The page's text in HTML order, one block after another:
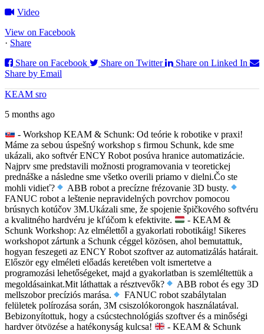
Video
View on Facebook
· Share
Share on Facebook
Share on Twitter
Share on Linked In
Share by Email
KEAM sro
5 months ago
- Workshop KEAM & Schunk: Od teórie k robotike v praxi!
Máme za sebou úspešný workshop s firmou Schunk, kde sme
ukázali, ako softvér ENCY Robot posúva hranice automatizácie.
Najprv sme predstavili možnosti programovania v teoretickej
prednáške a následne sme všetko overili priamo v dielni.Čo ste
mohli vidieť?
ABB robot a precízne frézovanie 3D busty.
FANUC robot a leštenie nepravidelných povrchov pomocou
brúsnych kotúčov 3M.Ukázali sme, že spojenie špičkového softvéru
a kvalitného hardvéru je kľúčom k efektivite.
- KEAM &
Schunk Workshop: Az elmélettől a gyakorlati robotikáig! Sikeres
workshopot zártunk a Schunk céggel közösen, ahol bemutattuk,
hogyan feszegeti az ENCY Robot szoftver az automatizálás határait.
Először egy elméleti előadás keretében volt ismertetve a
programozási lehetőségeket, majd a gyakorlatban is szemléltettük a
megoldásainkat.Mit láthattak a résztvevők?
ABB robot és egy 3D
mellszobor precíziós marása.
FANUC robot szabálytalan
felületek polírozása során, 3M csiszolókorongok használatával.
Bebizonyítottuk, hogy a csúcstechnológiás szoftver és a minőségi
hardver ötvözése a hatékonyság kulcsa!
- KEAM & Schunk